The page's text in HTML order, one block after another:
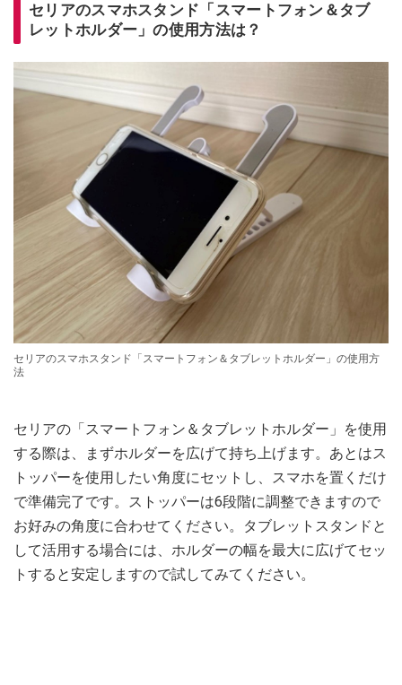
セリアのスマホスタンド「スマートフォン＆タブ
レットホルダー」の使用方法は？
セリアのスマホスタンド「スマートフォン＆タブレットホルダー」の使用方
法
セリアの「スマートフォン＆タブレットホルダー」を使用
する際は、まずホルダーを広げて持ち上げます。あとはス
トッパーを使用したい角度にセットし、スマホを置くだけ
で準備完了です。ストッパーは6段階に調整できますので
お好みの角度に合わせてください。タブレットスタンドと
して活用する場合には、ホルダーの幅を最大に広げてセッ
トすると安定しますので試してみてください。